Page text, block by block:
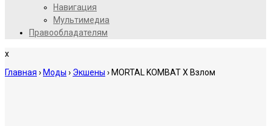
Навигация
Мультимедиа
Правообладателям
x
Главная › Моды › Экшены › MORTAL KOMBAT X Взлом